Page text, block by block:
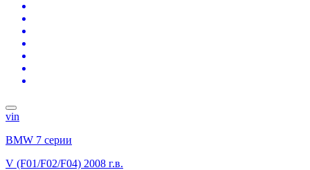
vin
BMW 7 серии
V (F01/F02/F04) 2008 г.в.